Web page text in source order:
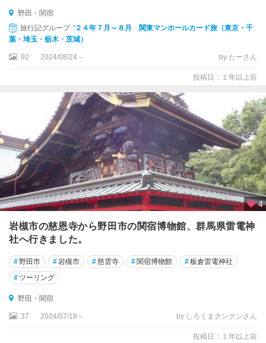
野田・関宿
旅行記グループ ’２４年７月～８月 関東マンホールカード旅（東京・千
葉・埼玉・栃木・茨城）
92 2024/08/24～ by たーさん
投稿日：１年以上前
4
岩槻市の慈恩寺から野田市の関宿博物館、群馬県雷電神
社へ行きました。
#野田市 #岩槻市 #慈雲寺 # 関宿博物館 #板倉雷電神社
# ツーリング
野田・関宿
37 2024/07/18～ by しろくまクンクンさん
投稿日：１年以上前